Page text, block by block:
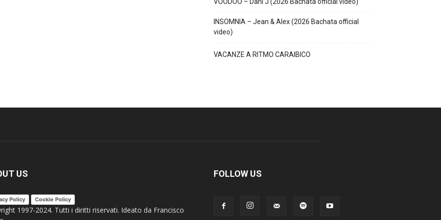
VOODOO – Dani J (2026 Bachata official video)
INSOMNIA – Jean & Alex (2026 Bachata official
video)
VACANZE A RITMO CARAIBICO
US
Policy Cookie Policy
1997-2024. Tutti i diritti riservati. Ideato da Francisco
FOLLOW US